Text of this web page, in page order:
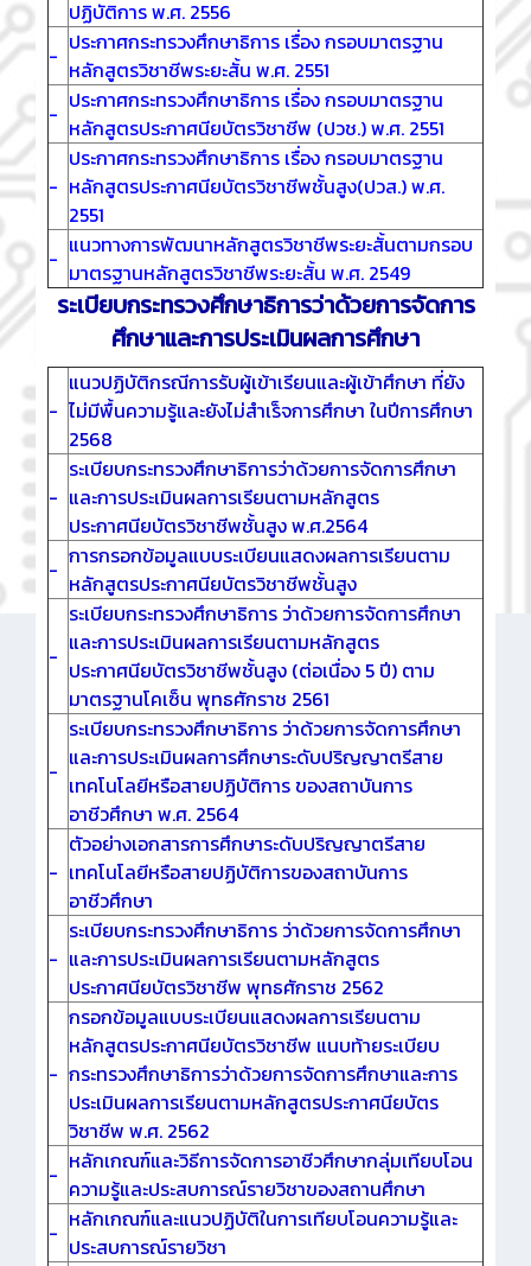
ปฏิบัติการ พ.ศ. 2556
- ประกาศกระทรวงศึกษาธิการ เรื่อง กรอบมาตรฐาน
หลักสูตรวิชาชีพระยะสั้น พ.ศ. 2551
- ประกาศกระทรวงศึกษาธิการ เรื่อง กรอบมาตรฐาน
หลักสูตรประกาศนียบัตรวิชาชีพ (ปวช.) พ.ศ. 2551
-
ประกาศกระทรวงศึกษาธิการ เรื่อง กรอบมาตรฐาน
หลักสูตรประกาศนียบัตรวิชาชีพชั้นสูง(ปวส.) พ.ศ.
2551
- แนวทางการพัฒนาหลักสูตรวิชาชีพระยะสั้นตามกรอบ
มาตรฐานหลักสูตรวิชาชีพระยะสั้น พ.ศ. 2549
ระเบียบกระทรวงศึกษาธิการว่าด้วยการจัดการ
ศึกษาและการประเมินผลการศึกษา
-
แนวปฏิบัติกรณีการรับผู้เข้าเรียนและผู้เข้าศึกษา ที่ยัง
ไม่มีพื้นความรู้และยังไม่สำเร็จการศึกษา ในปีการศึกษา
2568
-
ระเบียบกระทรวงศึกษาธิการว่าด้วยการจัดการศึกษา
และการประเมินผลการเรียนตามหลักสูตร
ประกาศนียบัตรวิชาชีพชั้นสูง พ.ศ.2564
- การกรอกข้อมูลแบบระเบียนแสดงผลการเรียนตาม
หลักสูตรประกาศนียบัตรวิชาชีพชั้นสูง
-
ระเบียบกระทรวงศึกษาธิการ ว่าด้วยการจัดการศึกษา
และการประเมินผลการเรียนตามหลักสูตร
ประกาศนียบัตรวิชาชีพชั้นสูง (ต่อเนื่อง 5 ปี) ตาม
มาตรฐานโคเซ็น พุทธศักราช 2561
-
ระเบียบกระทรวงศึกษาธิการ ว่าด้วยการจัดการศึกษา
และการประเมินผลการศึกษาระดับปริญญาตรีสาย
เทคโนโลยีหรือสายปฏิบัติการ ของสถาบันการ
อาชีวศึกษา พ.ศ. 2564
-
ตัวอย่างเอกสารการศึกษาระดับปริญญาตรีสาย
เทคโนโลยีหรือสายปฏิบัติการของสถาบันการ
อาชีวศึกษา
-
ระเบียบกระทรวงศึกษาธิการ ว่าด้วยการจัดการศึกษา
และการประเมินผลการเรียนตามหลักสูตร
ประกาศนียบัตรวิชาชีพ พุทธศักราช 2562
-
กรอกข้อมูลแบบระเบียนแสดงผลการเรียนตาม
หลักสูตรประกาศนียบัตรวิชาชีพ แนบท้ายระเบียบ
กระทรวงศึกษาธิการว่าด้วยการจัดการศึกษาและการ
ประเมินผลการเรียนตามหลักสูตรประกาศนียบัตร
วิชาชีพ พ.ศ. 2562
- หลักเกณฑ์และวิธีการจัดการอาชีวศึกษากลุ่มเทียบโอน
ความรู้และประสบการณ์รายวิชาของสถานศึกษา
- หลักเกณฑ์และแนวปฏิบัติในการเทียบโอนความรู้และ
ประสบการณ์รายวิชา